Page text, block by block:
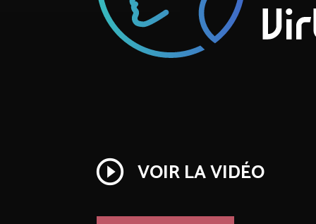
play_circle_outline VOIR LA VIDÉO